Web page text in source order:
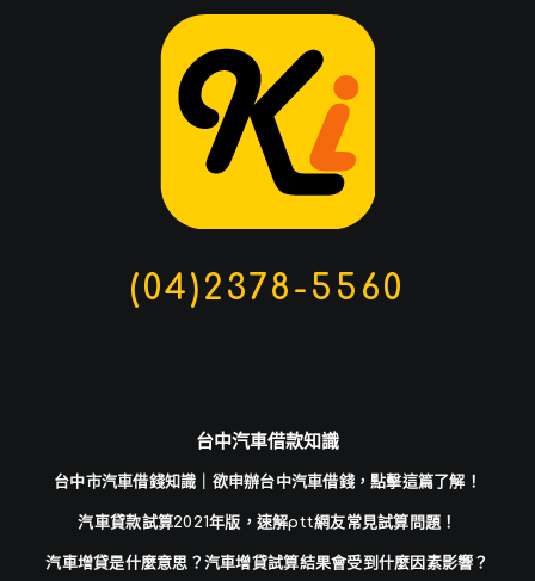
(04)2378-5560
台中汽車借款知識
台中市汽車借錢知識｜欲申辦台中汽車借錢，點擊這篇了解！
汽車貸款試算2021年版，速解ptt網友常見試算問題！
汽車增貸是什麼意思？汽車增貸試算結果會受到什麼因素影響？